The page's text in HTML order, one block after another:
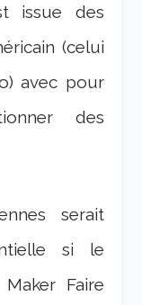
issue des
(celui
avec pour
des
serait
si le
Faire